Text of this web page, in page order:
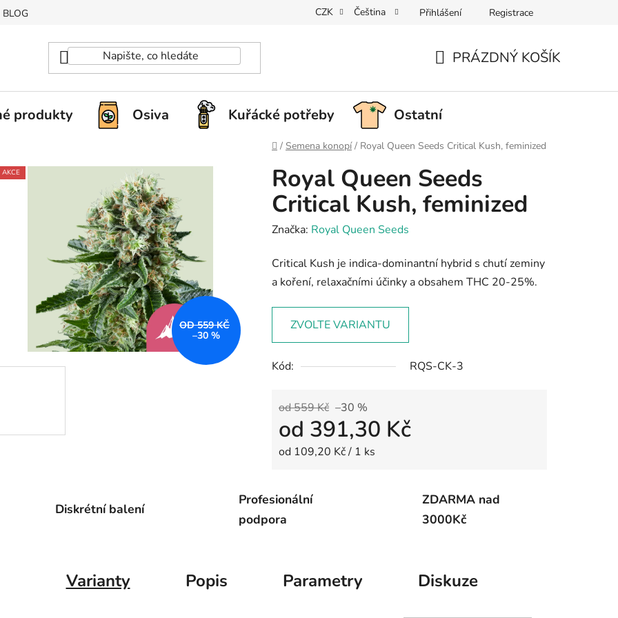
BLOG CZK Čeština Přihlášení Registrace
KOŠÍK
PRÁZDNÝ KOŠÍK
produkty Osiva Kuřácké potřeby Ostatní
Domů
/ Semena konopí / Royal Queen Seeds Critical Kush, feminized
Royal Queen Seeds
Critical Kush, feminized
Značka: Royal Queen Seeds
Critical Kush je indica-dominantní hybrid s chutí zeminy
a koření, relaxačními účinky a obsahem THC 20-25%.
ZVOLTE VARIANTU
Kód: RQS-CK-3
od 559 Kč –30 %
od 391,30 Kč
Měrná cena:
od 109,20 Kč / 1 ks
AKCE
OD 559 KČ
–30 %
Diskrétní balení
Profesionální
podpora
ZDARMA nad
3000Kč
Varianty Popis Parametry Diskuze